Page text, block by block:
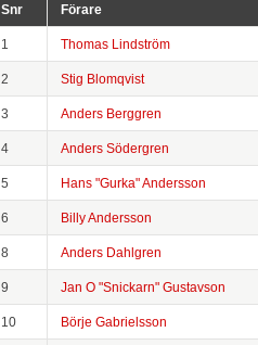
Snr Förare
1 Thomas Lindström
2 Stig Blomqvist
3 Anders Berggren
4 Anders Södergren
5 Hans "Gurka" Andersson
6 Billy Andersson
8 Anders Dahlgren
9 Jan O "Snickarn" Gustavson
10 Börje Gabrielsson